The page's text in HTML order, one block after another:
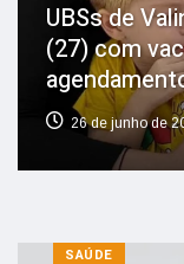
UBSs de
(27) com
26 de junho de
SAÚDE